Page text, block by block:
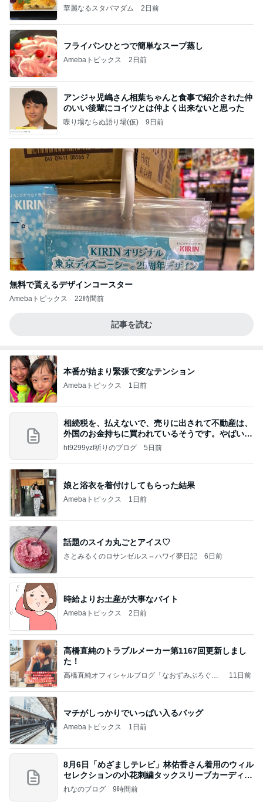
華麗なるスタバマダム 2日前
フライパンひとつで簡単なスープ蒸し
Amebaトピックス 2日前
アンジャ児嶋さん相葉ちゃんと食事で紹介された仲
のいい後輩にコイツとは仲よく出来ないと思った
喋り場ならぬ語り場(仮) 9日前
無料で貰えるデザインコースター
Amebaトピックス 22時間前
記事を読む
本番が始まり緊張で変なテンション
Amebaトピックス 1日前
相続税を、払えないで、売りに出されて不動産は、
外国のお金持ちに買われているそうです。やばいで
すよ
ht9299yzf祈りのブログ 5日前
娘と浴衣を着付けしてもらった結果
Amebaトピックス 1日前
話題のスイカ丸ごとアイス♡
さとみるくのロサンゼルス⇔ハワイ夢日記 6日前
時給よりお土産が大事なバイト
Amebaトピックス 2日前
高橋直純のトラブルメーカー第1167回更新しまし
た！
高橋直純オフィシャルブログ「なおずみぶろぐ」
11日前
マチがしっかりでいっぱい入るバッグ
Amebaトピックス 1日前
8月6日「めざましテレビ」林佑香さん着用のウィル
セレクションの小花刺繍タックスリーブカーディガ
ン
れなのブログ 9時間前